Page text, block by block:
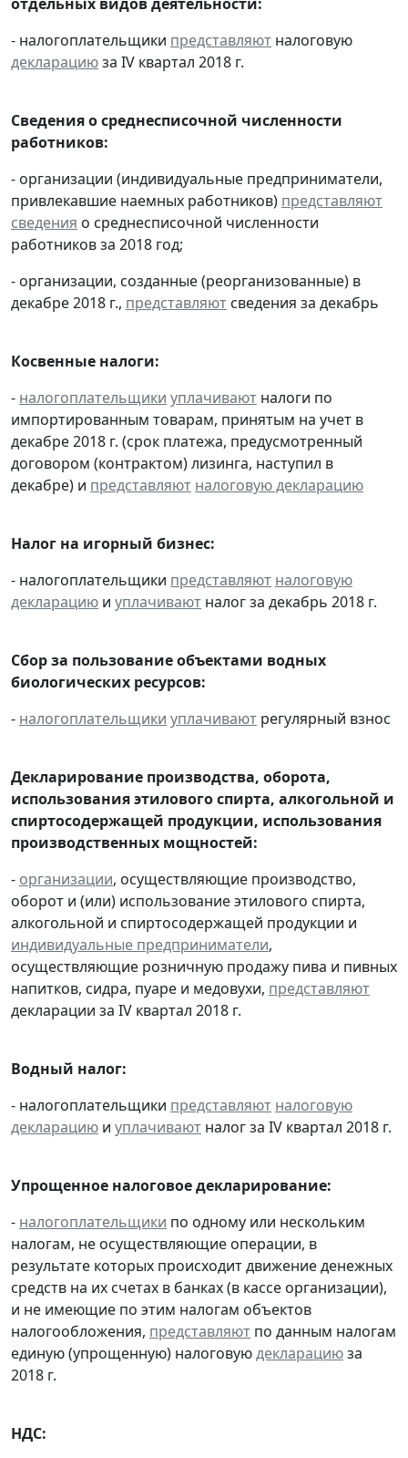
- налогоплательщики представляют налоговую
декларациюза IV квартал 2018 г.
Сведения о среднесписочной численности
работников:
- организации (индивидуальные предприниматели,
привлекавшие наемных работников) представляют
сведения о среднесписочной численности
работников за 2018 год;
- организации, созданные (реорганизованные) в
декабре 2018 г., представляют сведения за декабрь
Косвенные налоги:
- налогоплательщики уплачивают налоги по
импортированным товарам, принятым на учет в
декабре 2018 г. (срок платежа, предусмотренный
договором (контрактом) лизинга, наступил в
декабре) и представляют налоговую декларацию
Налог на игорный бизнес:
- налогоплательщики представляют налоговую
декларацию и уплачивают налог за декабрь 2018 г.
Сбор за пользование объектами водных
биологических ресурсов:
- налогоплательщики уплачивают регулярный взнос
Декларирование производства, оборота,
использования этилового спирта, алкогольной и
спиртосодержащей продукции, использования
производственных мощностей:
- организации, осуществляющие производство,
оборот и (или) использование этилового спирта,
алкогольной и спиртосодержащей продукции и
индивидуальные предприниматели,
осуществляющие розничную продажу пива и пивных
напитков, сидра, пуаре и медовухи, представляют
декларации за IV квартал 2018 г.
Водный налог:
- налогоплательщики представляют налоговую
декларацию и уплачивают налог за IV квартал 2018 г.
Упрощенное налоговое декларирование:
- налогоплательщики по одному или нескольким
налогам, не осуществляющие операции, в
результате которых происходит движение денежных
средств на их счетах в банках (в кассе организации),
и не имеющие по этим налогам объектов
налогообложения, представляют по данным налогам
единую (упрощенную) налоговуюдекларациюза
2018 г.
НДС: